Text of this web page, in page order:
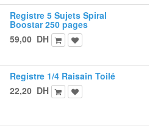
Registre 5 Sujets Spiral
Boostar 250 pages
59,00 DH
Registre 1/4 Raisain Toilé
22,20 DH